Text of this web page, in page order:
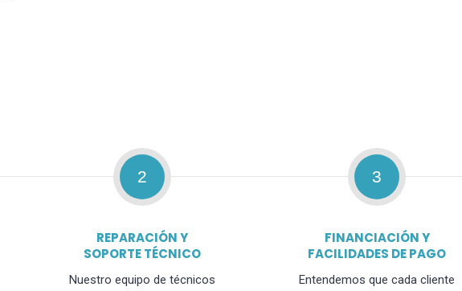
2
REPARACIÓN Y
SOPORTE TÉCNICO
Nuestro equipo de técnicos
3
FINANCIACIÓN Y
FACILIDADES DE PAGO
Entendemos que cada cliente